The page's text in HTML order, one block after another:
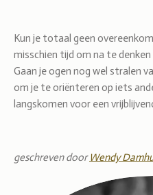
Kun je totaal geen
misschien tijd om na te
Gaan je ogen nog wel stralen
om je te oriënteren op iets
langskomen voor een
geschreven doorWendy